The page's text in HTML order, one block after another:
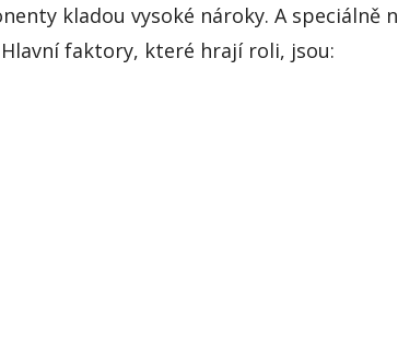
kladou vysoké nároky. A
faktory, které hrají roli, jsou: